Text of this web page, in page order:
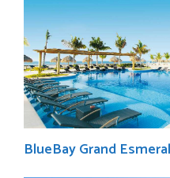
BlueBay Grand